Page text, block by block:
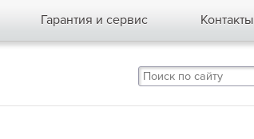
Гарантия и сервис Контакты